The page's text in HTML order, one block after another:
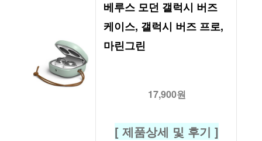
베루스 모던 갤럭시 버즈
케이스, 갤럭시 버즈 프로,
마린그린
17,900원
[ 제품상세 및 후기 ]